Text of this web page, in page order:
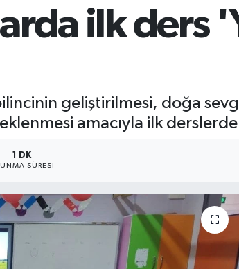
ilk ders
geliştirilmesi, doğa
amacıyla ilk
1 DK
SÜRESI